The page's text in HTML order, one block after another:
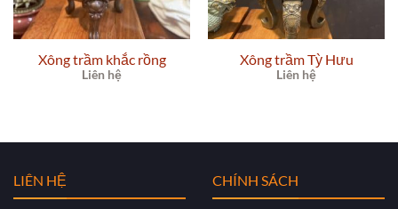
Xông trầm khắc rồng
Liên hệ
Xông trầm Tỳ Hưu
Liên hệ
LIÊN HỆ CHÍNH SÁCH